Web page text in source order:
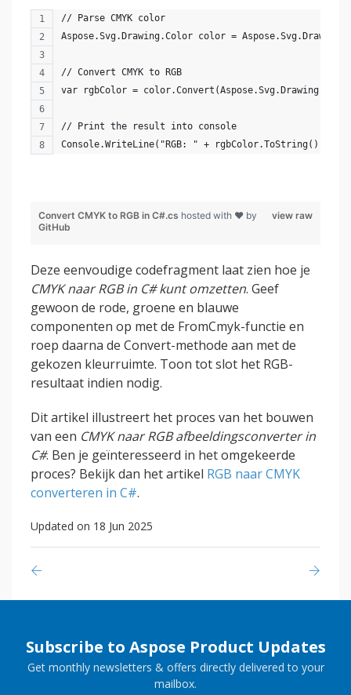
// Parse CMYK color
Aspose.Svg.Drawing.Color color =
// Convert CMYK to RGB
var rgbColor =
// Print the result into console
Console.WriteLine("RGB: " + rgbColor.ToString());
view raw
Convert CMYK to RGB in C#.cs hosted with ❤ by
GitHub
Deze eenvoudige codefragment laat zien hoe je
CMYK naar RGB in C# kunt omzetten. Geef
gewoon de rode, groene en blauwe
componenten op met de FromCmyk-functie en
roep daarna de Convert-methode aan met de
gekozen kleurruimte. Toon tot slot het RGB-
resultaat indien nodig.
Dit artikel illustreert het proces van het bouwen
van een CMYK naar RGB afbeeldingsconverter in
C#. Ben je geïnteresseerd in het omgekeerde
proces? Bekijk dan het artikel RGB naar CMYK
converteren in C#.
Updated on 18 Jun 2025
Subscribe to Aspose Product Updates
Get monthly newsletters & offers directly delivered to your
mailbox.